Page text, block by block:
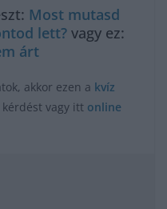
Most mutasd
lett? vagy ez:
árt
akkor ezen a kvíz
vagy itt online